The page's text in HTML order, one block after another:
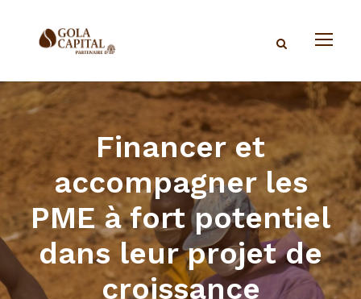
Financer et
accompagner les
PME à fort potentiel
dans leur projet de
croissance